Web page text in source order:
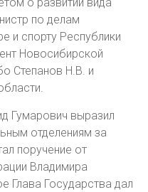
по делам
и спорту Республики
Новосибирской
Степанов Н.В. и
Гумарович выразил
отделениям за
поручение от
Владимира
Глава Государства дал